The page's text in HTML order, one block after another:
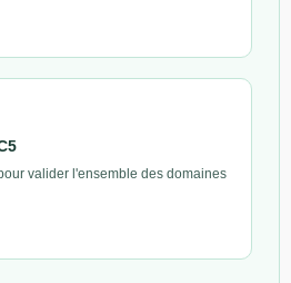
valider l'ensemble des domaines